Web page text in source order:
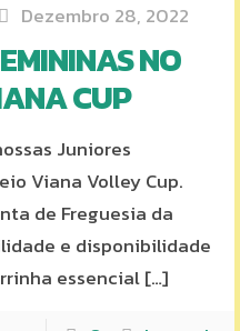
Dezembro 28, 2022
NO
CUP
Juniores
Viana Volley Cup.
de Freguesia da
e disponibilidade
essencial[…]